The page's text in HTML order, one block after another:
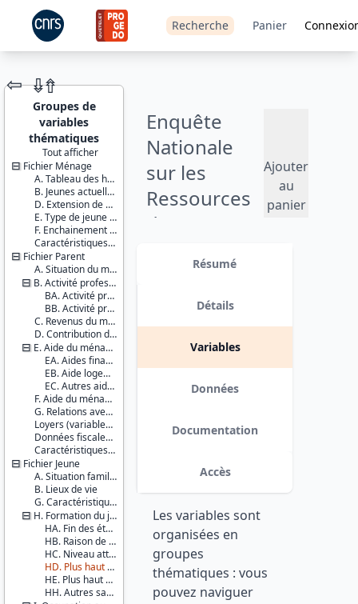
Recherche Panier
JEU DE
DONNÉES
Enquête
Nationale
sur les
Ressources
des Jeunes
Ajouter
au
panier
données fiscales portant sur les
revenus des parents suite à un
appariement ; - imputation de loyers
Logement Insee ; - et ajout de
personnes, aides sociales, revenus
⇦ ⇮⇮
Groupes de
variables
thématiques
Tout afficher
Fichier Ménage
A. Tableau des habitants du logement
B. Jeunes actuellement à l’étranger (stages, etc.)
D. Extension de champ
E. Type de jeune adulte
F. Enchainement des questionnaires
Caractéristiques d'enquête
Fichier Parent
A. Situation du ménage du parent
B. Activité professionnelle du parent et de son conjoint
BA. Activité professionnelle du parent
BB. Activité professionnelle du conjoint du parent
C. Revenus du ménage du parent
D. Contribution du jeune au ménage du parent
E. Aide du ménage du parent au jeune
EA. Aides financières régulières
EB. Aide logement
EC. Autres aides
F. Aide du ménage du parent aux autres enfants
G. Relations avec le jeune
Loyers (variables imputées)
Données fiscales et sociales
Caractéristiques d'enquête
Fichier Jeune
A. Situation familiale du JA
B. Lieux de vie
G. Caractéristiques individuelles du jeune adulte
H. Formation du jeune adulte
HA. Fin des études
HB. Raison de l'arrêt des études
HC. Niveau atteint par le jeune adulte encore en formation initiale
HD. Plus haut diplôme atteint (pour tous)
HE. Plus haut niveau atteint (pour tous)
HH. Autres savoirs du jeune adulte
Identifiants :
lil-1120
doi:10.13144/lil-
1120
Thème :
Conditions
de vie et
société
Couverture
géographique :
France
métropolitaine
Guadeloupe
La
Réunion
Producteurs :
INSEE
DREES
Diffuseur :
Progedo-
Adisp
Résumé
Détails
Variables
Données
Documentation
Accès
Les variables sont
organisées en
groupes
thématiques : vous
pouvez naviguer